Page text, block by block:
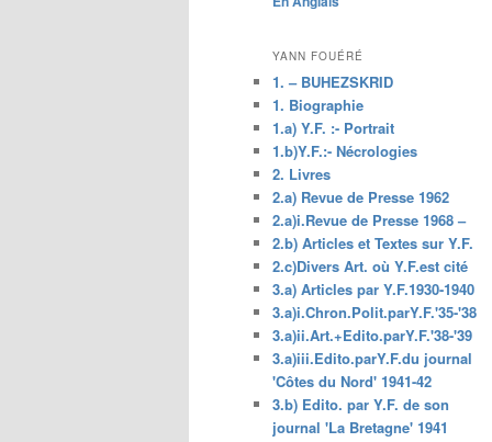
principal
YANN FOUÉRÉ
1. – BUHEZSKRID
1. Biographie
1.a) Y.F. :- Portrait
1.b)Y.F.:- Nécrologies
2. Livres
2.a) Revue de Presse 1962
2.a)i.Revue de Presse 1968 –
2.b) Articles et Textes sur Y.F.
2.c)Divers Art. où Y.F.est cité
3.a) Articles par Y.F.1930-1940
3.a)i.Chron.Polit.parY.F.'35-'38
3.a)ii.Art.+Edito.parY.F.'38-'39
3.a)iii.Edito.parY.F.du journal
'Côtes du Nord' 1941-42
3.b) Edito. par Y.F. de son
journal 'La Bretagne' 1941